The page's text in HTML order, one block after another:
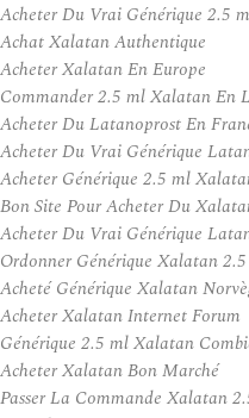
Acheter Du Vrai Générique 2.5
Achat Xalatan Authentique
Acheter Xalatan En Europe
Commander 2.5 ml Xalatan En
Acheter Du Latanoprost En
Acheter Du Vrai Générique
Acheter Générique 2.5 ml
Bon Site Pour Acheter Du
Acheter Du Vrai Générique
Ordonner Générique Xalatan
Acheté Générique Xalatan
Acheter Xalatan Internet Forum
Générique 2.5 ml Xalatan
Acheter Xalatan Bon Marché
Passer La Commande Xalatan